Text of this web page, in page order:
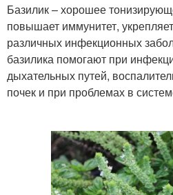
Базилик – хорошее
повышает иммунитет,
различных инфекционных
базилика помогают при
дыхательных путей,
почек и при проблемах в